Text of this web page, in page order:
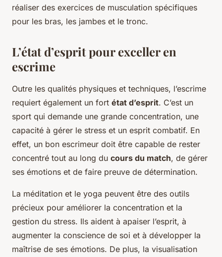
réaliser des exercices de musculation spécifiques
pour les bras, les jambes et le tronc.
L’état d’esprit pour exceller en
escrime
Outre les qualités physiques et techniques, l’escrime
requiert également un fort état d’esprit. C’est un
sport qui demande une grande concentration, une
capacité à gérer le stress et un esprit combatif. En
effet, un bon escrimeur doit être capable de rester
concentré tout au long du cours du match, de gérer
ses émotions et de faire preuve de détermination.
La méditation et le yoga peuvent être des outils
précieux pour améliorer la concentration et la
gestion du stress. Ils aident à apaiser l’esprit, à
augmenter la conscience de soi et à développer la
maîtrise de ses émotions. De plus, la visualisation